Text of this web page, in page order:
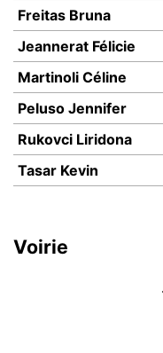
Freitas Bruna
Jeannerat Félicie
Martinoli Céline
Peluso Jennifer
Rukovci Liridona
Tasar Kevin
Voirie